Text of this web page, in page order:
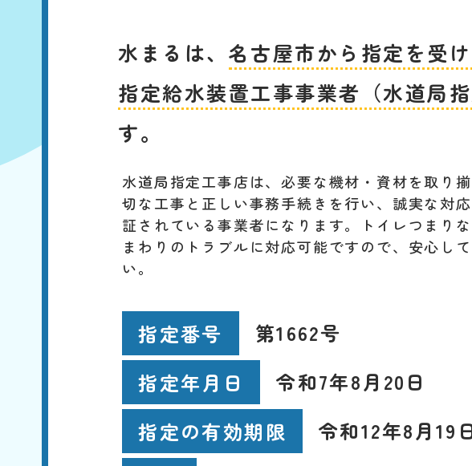
水まるは、 名古屋市から指定を受
指定給水装置工事事業者（水道局指
す。
水道局指定工事店は、必要な機材・資材を取り
切な工事と正しい事務手続きを行い、誠実な対
証されている事業者になります。トイレつまり
まわりのトラブルに対応可能ですので、安心し
い。
指定番号
第1662号
指定年月日
令和7年8月20日
指定の有効期限
令和12年8月19